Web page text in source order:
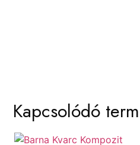
Kapcsolódó